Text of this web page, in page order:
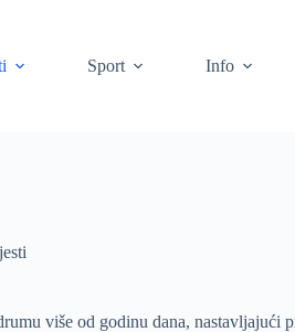
Sport Info
više od godinu dana, nastavljajući